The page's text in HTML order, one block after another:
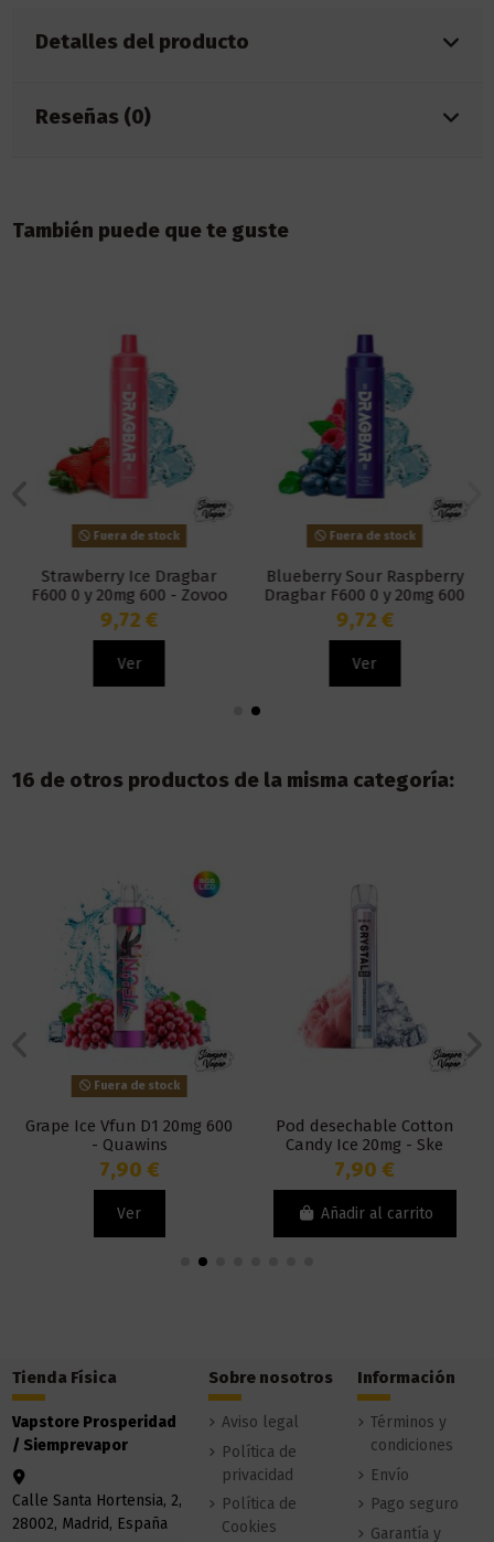
Detalles del producto
Reseñas (0)
También puede que te guste
Fuera de stock
Strawberry Ice Dragbar
F600 0 y 20mg 600 - Zovoo
9,72 €
Ver
Fuera de stock
Blueberry Sour Raspberry
Dragbar F600 0 y 20mg 600
- Zovoo
9,72 €
Ver
16 de otros productos de la misma categoría:
Fuera de stock
Grape Ice Vfun D1 20mg 600
- Quawins
7,90 €
Ver
Pod desechable Cotton
Candy Ice 20mg - Ske
Disposable Crystal Bar
7,90 €
Añadir al carrito
Tienda Física
Vapstore Prosperidad
/ Siemprevapor
Calle Santa Hortensia, 2,
28002, Madrid, España
Sobre nosotros
Aviso legal
Política de
privacidad
Política de
Cookies
Información
Términos y
condiciones
Envío
Pago seguro
Garantía y